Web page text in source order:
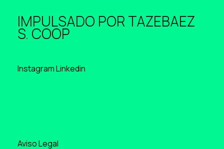
IMPULSADO POR TAZEBAEZ
S. COOP
InstagramLinkedin
Aviso Legal